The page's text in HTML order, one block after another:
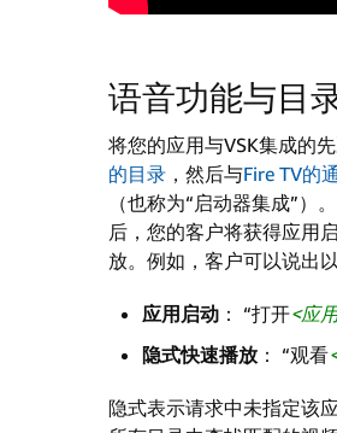
语音功能与目
将您的应用与VSK集成的
的目录 ，然后与Fire TV的
（也称为“启动器集成”）
后，您的客户将获得应用
放。例如，客户可以说出
应用启动 ： “打开 应
隐式快速播放 ： “观看
隐式表示请求中未指定该